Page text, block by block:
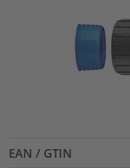
EAN / GTIN